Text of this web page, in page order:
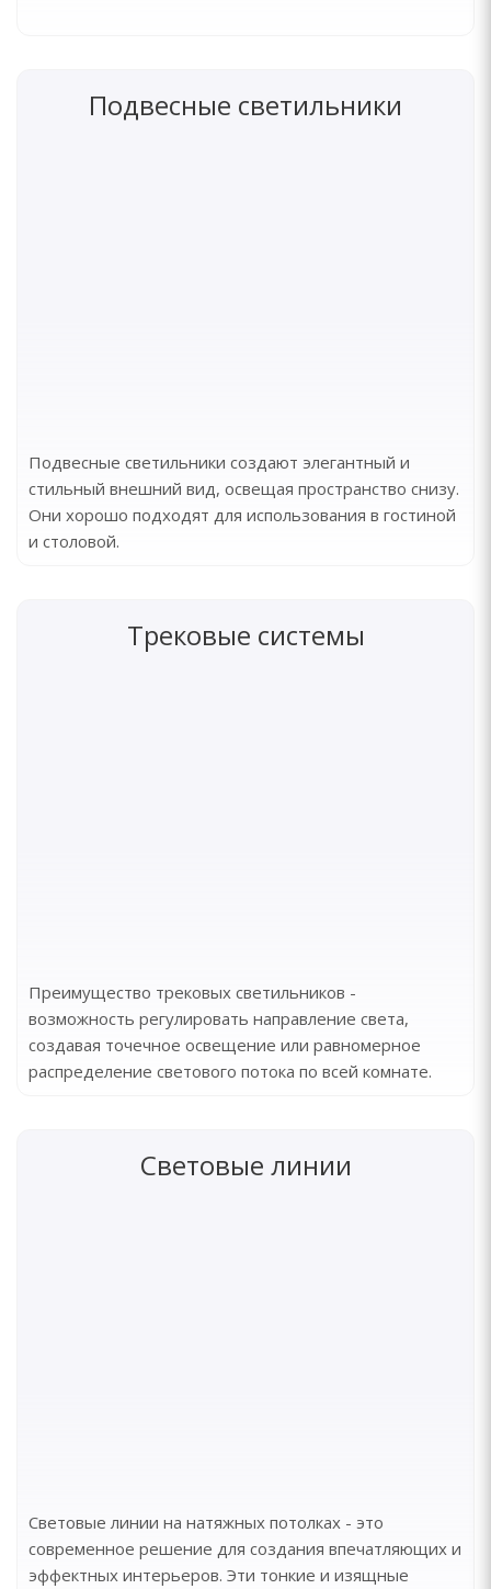
Подвесные светильники
Подвесные светильники создают элегантный и
стильный внешний вид, освещая пространство снизу.
Они хорошо подходят для использования в гостиной
и столовой.
Трековые системы
Преимущество трековых светильников -
возможность регулировать направление света,
создавая точечное освещение или равномерное
распределение светового потока по всей комнате.
Световые линии
Световые линии на натяжных потолках - это
современное решение для создания впечатляющих и
эффектных интерьеров. Эти тонкие и изящные